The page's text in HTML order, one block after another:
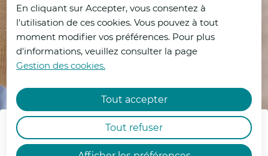
En cliquant sur Accepter, vous consentez à
l'utilisation de ces cookies. Vous pouvez à tout
moment modifier vos préférences. Pour plus
d'informations, veuillez consulter la page
Gestion des cookies.
Tout accepter
Tout refuser
Le département du Pas-de-Calais est placé
en vigilance ROUGE canicule par Météo-
France à compter de ce mercredi 24 juin à
12h00.
Face à cette situation, François-Xavier
LAUCH, préfet du Pas-de-Calais, a de
nouveau réuni les services de l’État
concernés ainsi que les collectivités et a
décidé la mise en œuvre de mesures
Sport
Concours de pétanque